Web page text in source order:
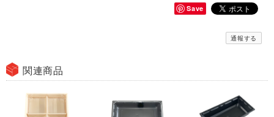
Save
通報する
関連商品